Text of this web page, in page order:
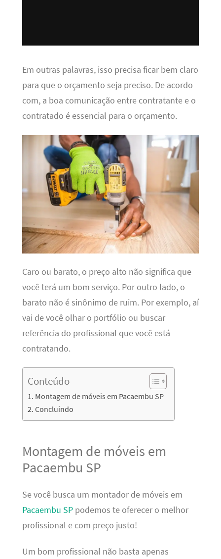
Em outras palavras, isso precisa ficar bem claro
para que o orçamento seja preciso. De acordo
com, a boa comunicação entre contratante e o
contratado é essencial para o orçamento.
Caro ou barato, o preço alto não significa que
você terá um bom serviço. Por outro lado, o
barato não é sinônimo de ruim. Por exemplo, aí
vai de você olhar o portfólio ou buscar
referência do profissional que você está
contratando.
Conteúdo
Montagem de móveis em Pacaembu SP
Concluindo
Montagem de móveis em
Pacaembu SP
Se você busca um montador de móveis em
Pacaembu SPpodemos te oferecer o melhor
profissional e com preço justo!
Um bom profissional não basta apenas